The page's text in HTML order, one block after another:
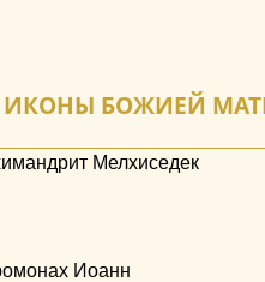
ИКОНЫ БОЖИЕЙ
Мелхиседек
Иоанн